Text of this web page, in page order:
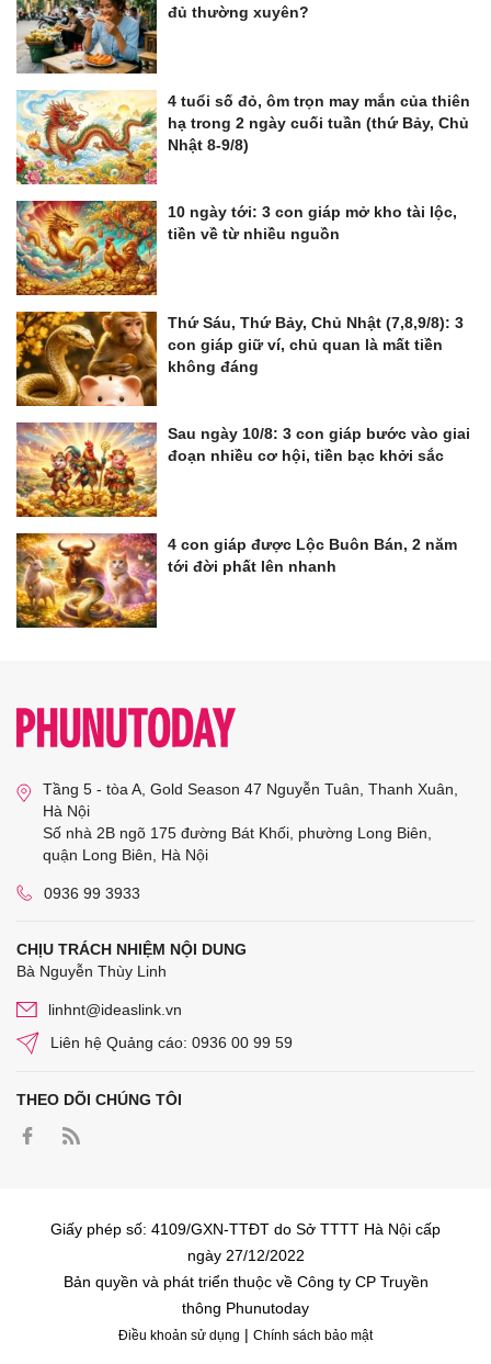
đủ thường xuyên?
4 tuổi số đỏ, ôm trọn may mắn của thiên
hạ trong 2 ngày cuối tuần (thứ Bảy, Chủ
Nhật 8-9/8)
10 ngày tới: 3 con giáp mở kho tài lộc,
tiền về từ nhiều nguồn
Thứ Sáu, Thứ Bảy, Chủ Nhật (7,8,9/8): 3
con giáp giữ ví, chủ quan là mất tiền
không đáng
Sau ngày 10/8: 3 con giáp bước vào giai
đoạn nhiều cơ hội, tiền bạc khởi sắc
4 con giáp được Lộc Buôn Bán, 2 năm
tới đời phất lên nhanh
Tầng 5 - tòa A, Gold Season 47 Nguyễn Tuân, Thanh Xuân,
Hà Nội
Số nhà 2B ngõ 175 đường Bát Khối, phường Long Biên,
quận Long Biên, Hà Nội
0936 99 3933
CHỊU TRÁCH NHIỆM NỘI DUNG
Bà Nguyễn Thùy Linh
linhnt@ideaslink.vn
Liên hệ Quảng cáo: 0936 00 99 59
THEO DÕI CHÚNG TÔI
Giấy phép số: 4109/GXN-TTĐT do Sở TTTT Hà Nội cấp
ngày 27/12/2022
Bản quyền và phát triển thuộc về Công ty CP Truyền
thông Phunutoday
Điều khoản sử dụng | Chính sách bảo mật